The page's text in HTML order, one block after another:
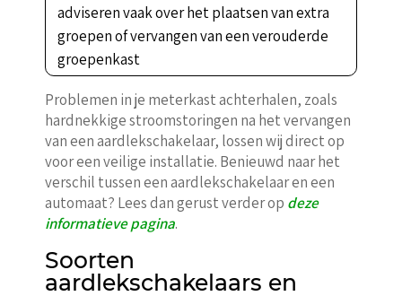
adviseren vaak over het plaatsen van extra
groepen of vervangen van een verouderde
groepenkast
Problemen in je meterkast achterhalen, zoals
hardnekkige stroomstoringen na het vervangen
van een aardlekschakelaar, lossen wij direct op
voor een veilige installatie. Benieuwd naar het
verschil tussen een aardlekschakelaar en een
automaat? Lees dan gerust verder op deze
informatieve pagina.
Soorten
aardlekschakelaars en